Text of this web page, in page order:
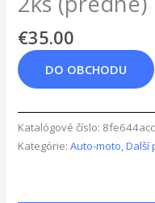
€35.00
DO OBCHODU
Katalógové číslo:
Kategórie:Auto-moto,Další